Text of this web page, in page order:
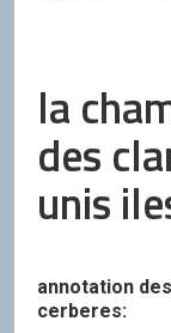
la
des
unis
annotation
cerberes: